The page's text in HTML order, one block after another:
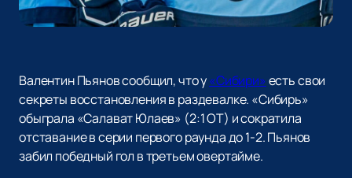
Валентин Пьянов сообщил, что у«Сибири» есть свои
секреты восстановления в раздевалке. «Сибирь»
обыграла «Салават Юлаев» (2:1 ОТ) и сократила
отставание в серии первого раунда до 1-2. Пьянов
забил победный гол в третьем овертайме.